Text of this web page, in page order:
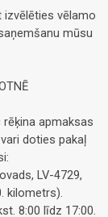
izvēlēties vēlamo
mūsu
apmaksas
doties pakaļ
LV-4729,
kilometrs).
8:00 līdz 17:00.